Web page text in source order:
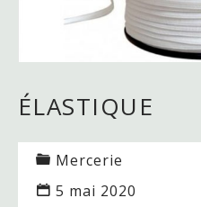
ÉLASTIQUE
Mercerie
5 mai 2020